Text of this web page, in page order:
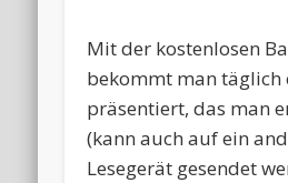
Mit der kostenlosen
bekommt man täglich
präsentiert, das man
(kann auch auf ein
Lesegerät gesendet